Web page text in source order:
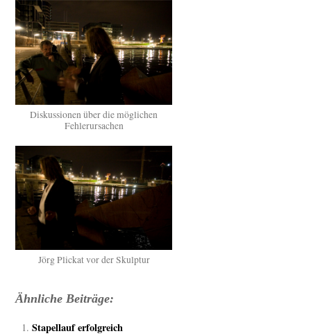
Diskussionen über die möglichen
Fehlerursachen
Jörg Plickat vor der Skulptur
Ähnliche Beiträge:
Stapellauf erfolgreich